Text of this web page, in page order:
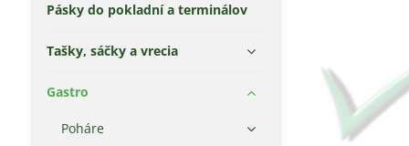
Pásky do pokladní a terminálov
Tašky, sáčky a vrecia
Gastro
Poháre